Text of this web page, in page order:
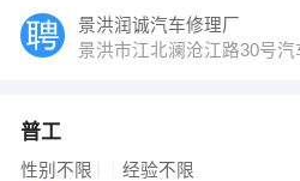
景洪润诚汽车修理厂
景洪市江北澜沧江路30号
普工
性别不限 经验不限